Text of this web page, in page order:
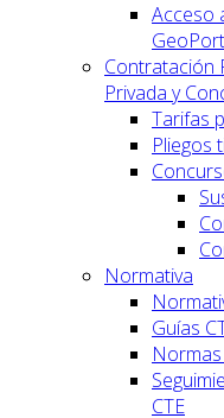
Acceso
Contratación
Privada y
Tarifas
Pliegos
Normativa
Guías
CTE